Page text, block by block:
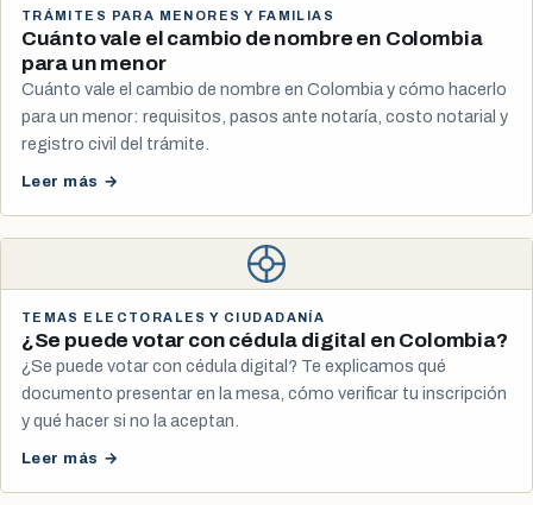
TRÁMITES PARA MENORES Y FAMILIAS
Cuánto vale el cambio de nombre en Colombia
para un menor
Cuánto vale el cambio de nombre en Colombia y cómo hacerlo
para un menor: requisitos, pasos ante notaría, costo notarial y
registro civil del trámite.
Leer más →
TEMAS ELECTORALES Y CIUDADANÍA
¿Se puede votar con cédula digital en Colombia?
¿Se puede votar con cédula digital? Te explicamos qué
documento presentar en la mesa, cómo verificar tu inscripción
y qué hacer si no la aceptan.
Leer más →